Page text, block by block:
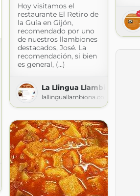
Hoy visitamos el
restaurante El Retiro de
la Guía en Gijón,
recomendado por uno
de nuestros llambiones
destacados, José. La
recomendación, si bien
es general, (...)
La Llingua Llambiona
lallinguallambiona.com